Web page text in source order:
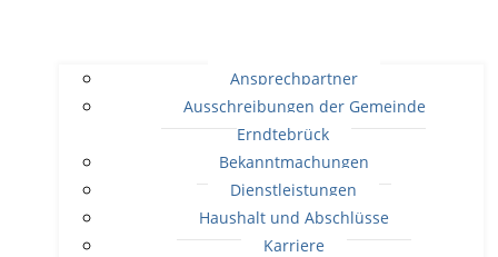
Ansprechpartner
Ausschreibungen der Gemeinde
Erndtebrück
Bekanntmachungen
Dienstleistungen
Haushalt und Abschlüsse
Karriere